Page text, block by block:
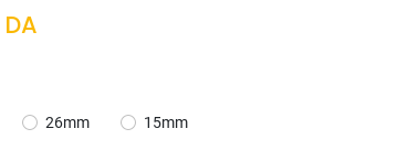
DA
26mm 15mm